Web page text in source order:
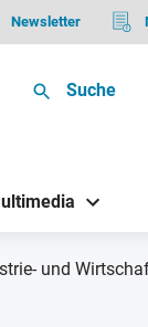
Newsletter
Suche
und